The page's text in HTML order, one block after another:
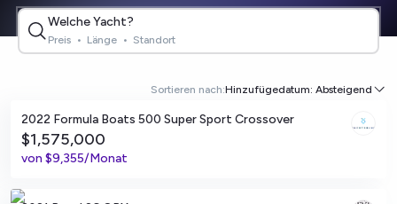
Welche Yacht?
Preis • Länge • Standort
Sortieren nach:Hinzufügedatum: Absteigend
2022 Formula Boats 500 Super Sport Crossover
$1,575,000
von $9,355/Monat
Miami, Florida